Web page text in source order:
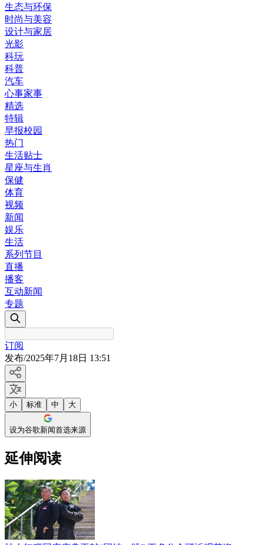
生态与环保
时尚与美容
设计与家居
光影
科玩
科普
汽车
心事家事
精选
特辑
早报校园
热门
生活贴士
星座与生肖
保健
体育
视频
新闻
娱乐
生活
系列节目
直播
播客
互动新闻
专题
订阅
发布/2025年7月18日 13:51
小 标准 中 大
设为谷歌新闻首选来源
延伸阅读